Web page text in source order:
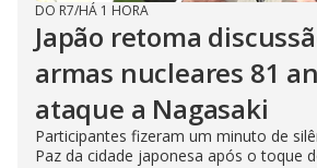
DO R7/HÁ 1 HORA
Japão retoma
armas nucleares 81
ataque a Nagasaki
Participantes fizeram um minuto de
Paz da cidade japonesa após o toque